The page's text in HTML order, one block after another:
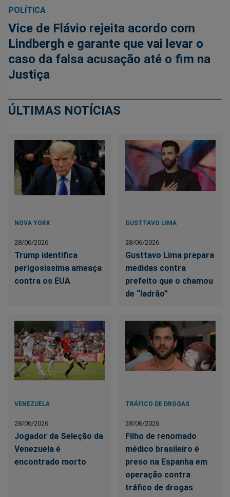
POLÍTICA
Vice de Flávio rejeita acordo com
Lindbergh e garante que vai levar o
caso da falsa acusação até o fim na
Justiça
ÚLTIMAS NOTÍCIAS
NOVA YORK
28/06/2026
Trump identifica
perigosíssima ameaça
contra os EUA
GUSTTAVO LIMA
28/06/2026
Gusttavo Lima prepara
medidas contra
prefeito que o chamou
de “ladrão”
VENEZUELA
28/06/2026
Jogador da Seleção da
Venezuela é
encontrado morto
TRÁFICO DE DROGAS
28/06/2026
Filho de renomado
médico brasileiro é
preso na Espanha em
operação contra
tráfico de drogas